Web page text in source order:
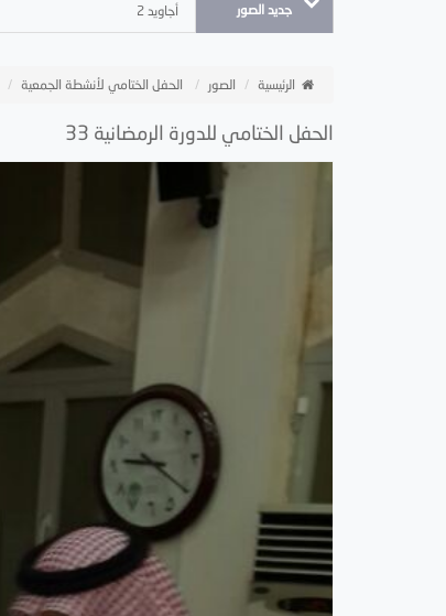
جديد الصور أجاويد 2
الرئيسية الصور الحفل الختامي لأنشطة الجمعية
الحفل الختامي للدورة الرمضانية 33